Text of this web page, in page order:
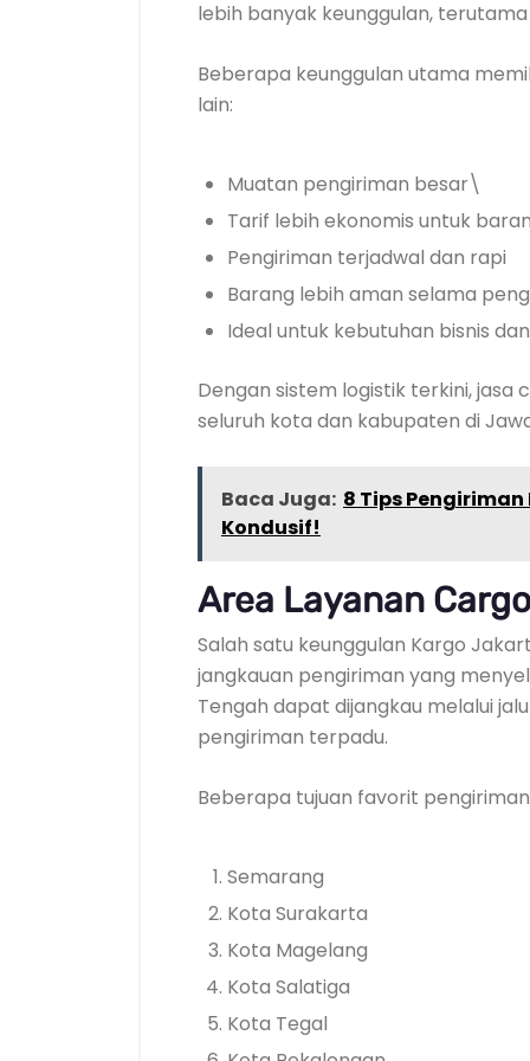
lebih banyak keunggulan,
Beberapa keunggulan utama
lain:
Muatan pengiriman besar\
Tarif lebih ekonomis untuk
Pengiriman terjadwal dan rapi
Barang lebih aman selama
Ideal untuk kebutuhan bisnis
Dengan sistem logistik terkini,
seluruh kota dan kabupaten di
Baca Juga: 8 Tips
Kondusif!
Area Layanan
Salah satu keunggulan Kargo
jangkauan pengiriman yang
Tengah dapat dijangkau melalui
pengiriman terpadu.
Beberapa tujuan favorit
Semarang
Kota Surakarta
Kota Magelang
Kota Salatiga
Kota Tegal